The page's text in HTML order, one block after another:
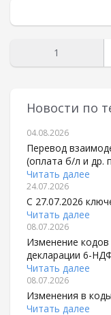
1
Новости по
04.08.2026
Перевод
(оплата б/л и др.
Читать далее
24.07.2026
С 27.07.2026
Читать далее
08.07.2026
Изменение
декларации 6-
Читать далее
08.07.2026
Изменения в
Читать далее